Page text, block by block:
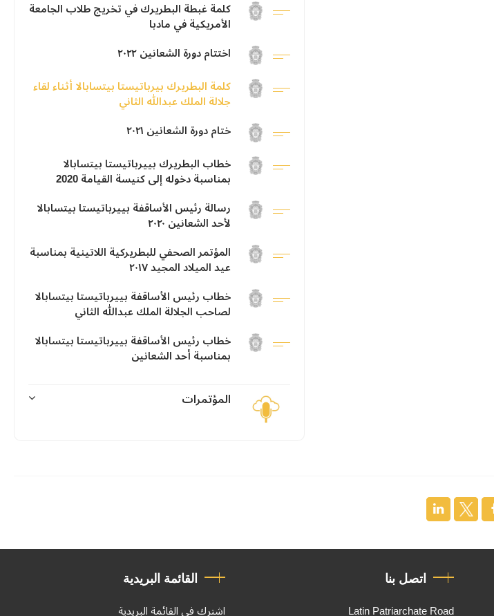
كلمة غبطة البطريرك في تخريج طلاب الجامعة
الأمريكية في مادبا
اختتام دورة الشعانين ٢٠٢٢
كلمة البطريرك بيرباتيستا بيتسابالا أثناء لقاء
جلالة الملك عبدالله الثاني
ختام دورة الشعانين ٢٠٢١
خطاب البطريرك بييرباتيستا بيتسابالا
بمناسبة دخوله إلى كنيسة القيامة 2020
رسالة رئيس الأساقفة بييرباتيستا بيتسابالا
لأحد الشعانين ٢٠٢٠
المؤتمر الصحفي للبطريركية اللاتينية بمناسبة
عيد الميلاد المجيد ٢٠١٧
خطاب رئيس الأساقفة بييرباتيستا بيتسابالا
لصاحب الجلالة الملك عبدالله الثاني
خطاب رئيس الأساقفة بييرباتيستا بيتسابالا
بمناسبة أحد الشعانين
المؤتمرات
اتصل بنا
Latin Patriarchate Road
القائمة البريدية
اشترك في القائمة البريدية